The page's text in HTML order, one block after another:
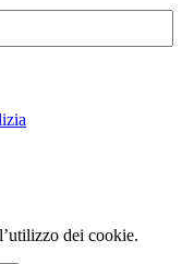
dei cookie.